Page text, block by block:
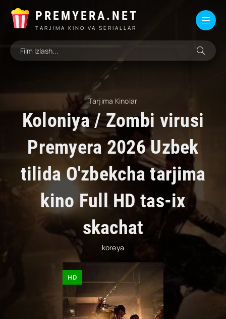
PREMYERA.NET
TARJIMA KINO VA SERIALLAR
Tarjima Kinolar
Koloniya / Zombi virusi
Premyera 2026 Uzbek
tilida O'zbekcha tarjima
kino Full HD tas-ix
skachat
koreya
HD